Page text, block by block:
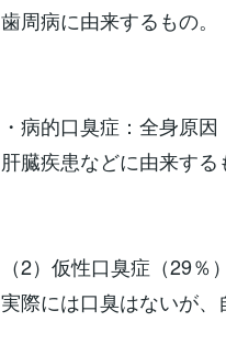
歯周病に由来するもの。
・病的口臭症：全身原因
肝臓疾患などに由来する
（2）仮性口臭症（29％）
実際には口臭はないが、